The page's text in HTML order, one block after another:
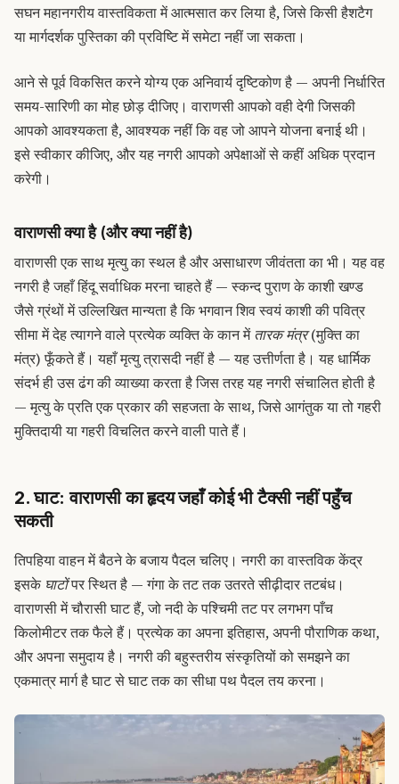
सघन महानगरीय वास्तविकता में आत्मसात कर लिया है, जिसे किसी हैशटैग
या मार्गदर्शक पुस्तिका की प्रविष्टि में समेटा नहीं जा सकता।
आने से पूर्व विकसित करने योग्य एक अनिवार्य दृष्टिकोण है — अपनी निर्धारित
समय-सारिणी का मोह छोड़ दीजिए। वाराणसी आपको वही देगी जिसकी
आपको आवश्यकता है, आवश्यक नहीं कि वह जो आपने योजना बनाई थी।
इसे स्वीकार कीजिए, और यह नगरी आपको अपेक्षाओं से कहीं अधिक प्रदान
करेगी।
वाराणसी क्या है (और क्या नहीं है)
वाराणसी एक साथ मृत्यु का स्थल है और असाधारण जीवंतता का भी। यह वह
नगरी है जहाँ हिंदू सर्वाधिक मरना चाहते हैं — स्कन्द पुराण के काशी खण्ड
जैसे ग्रंथों में उल्लिखित मान्यता है कि भगवान शिव स्वयं काशी की पवित्र
सीमा में देह त्यागने वाले प्रत्येक व्यक्ति के कान मेंतारक मंत्र(मुक्ति का
मंत्र) फूँकते हैं। यहाँ मृत्यु त्रासदी नहीं है — यह उत्तीर्णता है। यह धार्मिक
संदर्भ ही उस ढंग की व्याख्या करता है जिस तरह यह नगरी संचालित होती है
— मृत्यु के प्रति एक प्रकार की सहजता के साथ, जिसे आगंतुक या तो गहरी
मुक्तिदायी या गहरी विचलित करने वाली पाते हैं।
2. घाट: वाराणसी का हृदय जहाँ कोई भी टैक्सी नहीं पहुँच
सकती
तिपहिया वाहन में बैठने के बजाय पैदल चलिए। नगरी का वास्तविक केंद्र
इसके घाटोंपर स्थित है — गंगा के तट तक उतरते सीढ़ीदार तटबंध।
वाराणसी में चौरासी घाट हैं, जो नदी के पश्चिमी तट पर लगभग पाँच
किलोमीटर तक फैले हैं। प्रत्येक का अपना इतिहास, अपनी पौराणिक कथा,
और अपना समुदाय है। नगरी की बहुस्तरीय संस्कृतियों को समझने का
एकमात्र मार्ग है घाट से घाट तक का सीधा पथ पैदल तय करना।